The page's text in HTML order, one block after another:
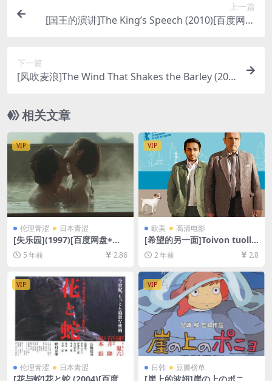
上一篇
[国王的演讲]The King’s Speech (2010)[百度网盘
下一篇
[风吹麦浪]The Wind That Shakes the Barley (200
在线播放/下载][MP4/8GB][中英字幕]
相关文章
VIP
伦理青涩 日本青涩
[失乐园](1997)[百度网盘+迅
雷云盘资源1080P超清未删减]
[MP4/7.0GB][日语中字]【视
压密码）】
5 年前 2.86
VIP
欧美 高清电影
[希望的另一面]Toivon tuolla
puolen (2017)[百度网盘+夸
克网盘1080P超清未删减资源]
[网盘在线播放/下载][MP4/5.
8GB][中文字幕]
2 年前 2.8
VIP
伦理青涩 日本青涩
VIP
日韩 豆瓣榜单